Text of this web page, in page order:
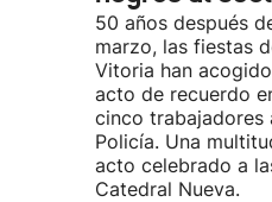
50 años después
marzo, las fiestas
Vitoria han
acto de recuerdo
cinco trabajadores
Policía. Una
acto celebrado a
Catedral Nueva.